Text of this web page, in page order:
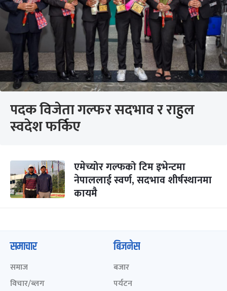
पदक विजेता गल्फर सदभाव र राहुल
स्वदेश फर्किए
एमेच्योर गल्फको टिम इभेन्टमा
नेपाललाई स्वर्ण, सदभाव शीर्षस्थानमा
कायमै
समाचार
समाज
विचार/ब्लग
बिजनेस
बजार
पर्यटन